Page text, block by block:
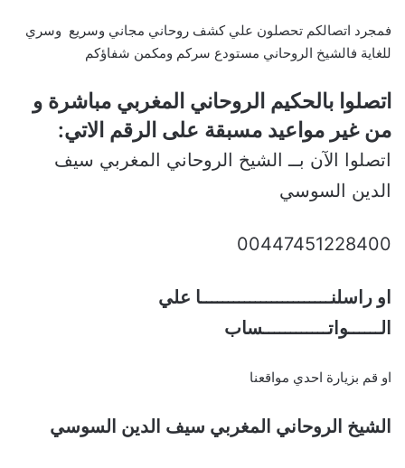
فمجرد اتصالكم تحصلون علي كشف روحاني مجاني وسريع وسري
للغاية فالشيخ الروحاني مستودع سركم ومكمن شفاؤكم
اتصلوا بالحكيم الروحاني المغربي مباشرة و
من غير مواعيد مسبقة على الرقم الاتي:
اتصلوا الآن بــ الشيخ الروحاني المغربي سيف
الدين السوسي
00447451228400
او راسلنــــــــــــــــــــــــا علي
الــــــواتــــــــــــساب
او قم بزيارة احدي مواقعنا
الشيخ الروحاني المغربي سيف الدين السوسي